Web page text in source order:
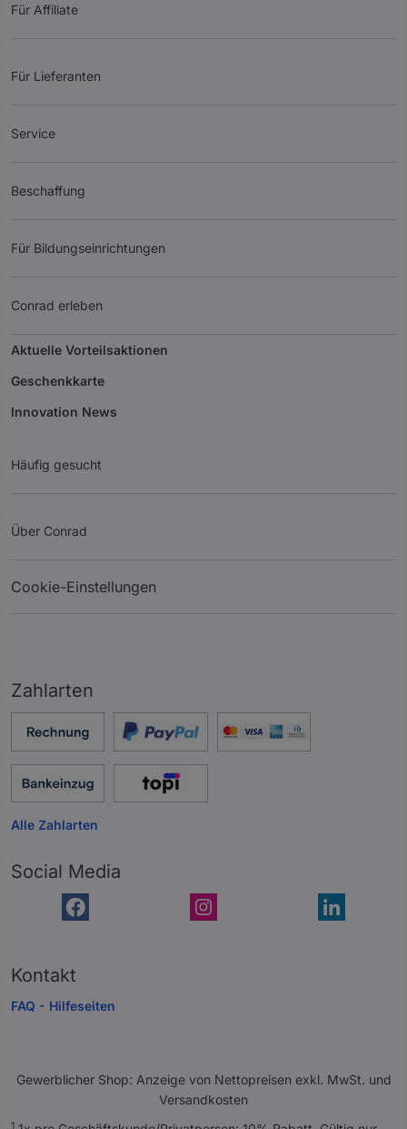
Für Affiliate
Für Lieferanten
Service
Beschaffung
Für Bildungseinrichtungen
Conrad erleben
Aktuelle Vorteilsaktionen
Geschenkkarte
Innovation News
Häufig gesucht
Über Conrad
Cookie-Einstellungen
Zahlarten
Alle Zahlarten
Social Media
Kontakt
FAQ - Hilfeseiten
Gewerblicher Shop: Anzeige von Nettopreisen exkl. MwSt. und
Versandkosten
A
1